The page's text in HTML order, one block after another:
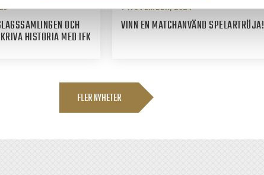
OCH
HISTORIA MED IFK
7 NOVEMBER, 2024
VINN EN MATCHANVÄND SPELARTRÖJA!
FLER NYHETER